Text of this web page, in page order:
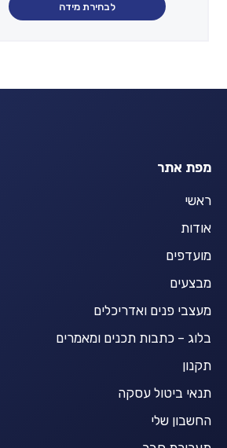
לבחירת מידה
מפת אתר
ראשי
אודות
מועדפים
מבצעים
מעצבי פנים ואדריכלים
בלוג – כתבות תכנים ומאמרים
תקנון
תנאי ביטול עסקה
החשבון שלי